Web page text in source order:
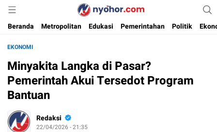
Nyohor.com
Media Informasi Ternyohor
Beranda
Metropolitan Edukasi Pemerintahan Politik
EKONOMI
Minyakita Langka di Pasar?
Pemerintah Akui Tersedot Program
Bantuan
Redaksi
22/04/2026 - 21:35